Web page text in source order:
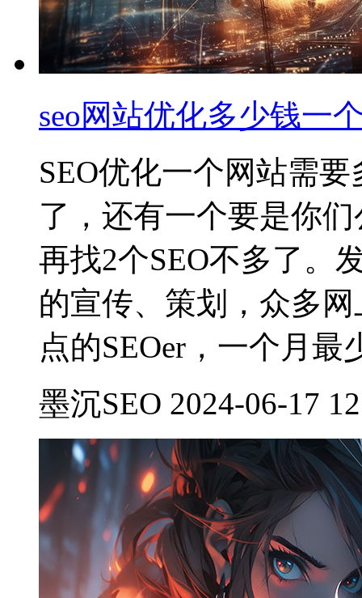
seo网站优化多少钱一
SEO优化一个网站需
了，还有一个要是你
再找2个SEO不多了。
的宣传、策划，众多
点的SEOer，一个月
墨沉SEO 2024-06-17